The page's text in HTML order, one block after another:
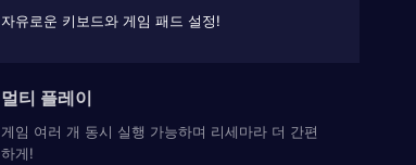
자유로운 키보드와 게임 패드 설정!
멀티 플레이
게임 여러 개 동시 실행 가능하며 리세마라 더 간편
하게!